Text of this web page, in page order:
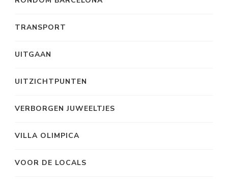
TRANSPORT
UITGAAN
UITZICHTPUNTEN
VERBORGEN JUWEELTJES
VILLA OLIMPICA
VOOR DE LOCALS